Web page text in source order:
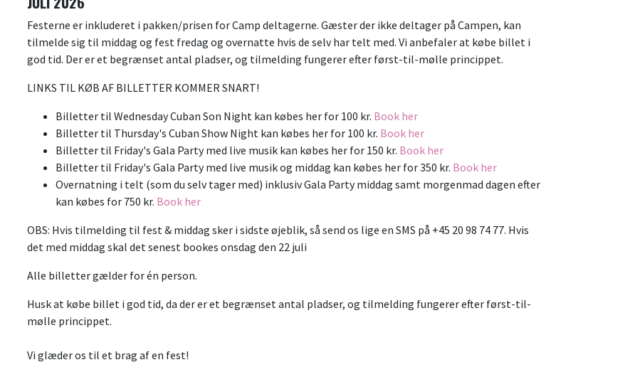
Festerne er inkluderet i pakken/prisen for Camp deltagerne. Gæster der ikke deltager på Campen, kan
tilmelde sig til middag og fest fredag og overnatte hvis de selv har telt med. Vi anbefaler at købe billet i
god tid. Der er et begrænset antal pladser, og tilmelding fungerer efter først-til-mølle princippet.
LINKS TIL KØB AF BILLETTER KOMMER SNART!
Billetter til Wednesday Cuban Son Night kan købes her for 100 kr. Book her
Billetter til Thursday's Cuban Show Night kan købes her for 100 kr. Book her
Billetter til Friday's Gala Party med live musik kan købes her for 150 kr. Book her
Billetter til Friday's Gala Party med live musik og middag kan købes her for 350 kr. Book her
Overnatning i telt (som du selv tager med) inklusiv Gala Party middag samt morgenmad dagen efter
kan købes for 750 kr. Book her
OBS: Hvis tilmelding til fest & middag sker i sidste øjeblik, så send os lige en SMS på +45 20 98 74 77. Hvis
det med middag skal det senest bookes onsdag den 22 juli
Alle billetter gælder for én person.
Husk at købe billet i god tid, da der er et begrænset antal pladser, og tilmelding fungerer efter først-til-
mølle princippet.
Vi glæder os til et brag af en fest!